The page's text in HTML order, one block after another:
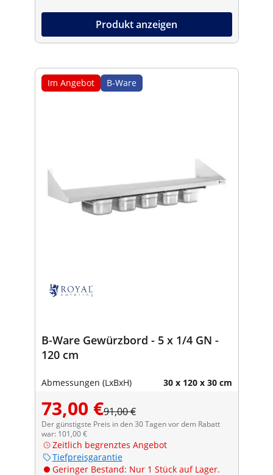
Produkt anzeigen
Im Angebot B-Ware
B-Ware Gewürzbord - 5 x 1/4 GN -
120 cm
Abmessungen (LxBxH) 30 x 120 x 30 cm
73,00 €91,00 €
Der günstigste Preis in den 30 Tagen vor dem Rabatt
war: 101,00 €
Zeitlich begrenztes Angebot
Tiefpreisgarantie
Geringer Bestand: Nur 1 Stück auf Lager.